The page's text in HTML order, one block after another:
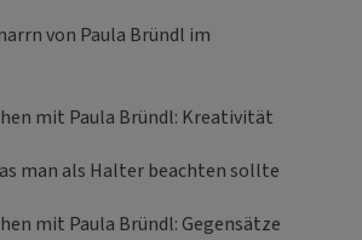
von Paula Bründl im
mit Paula Bründl: Kreativität
man als Halter beachten sollte
mit Paula Bründl: Gegensätze